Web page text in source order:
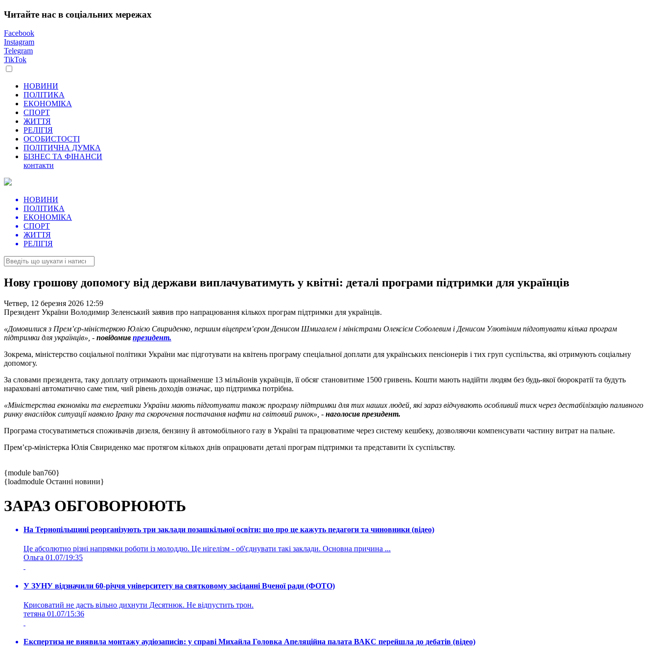
Читайте нас в соціальних мережах
Facebook
Instagram
Telegram
TikTok
НОВИНИ
ПОЛІТИКА
ЕКОНОМІКА
СПОРТ
ЖИТТЯ
РЕЛІГІЯ
ОСОБИСТОСТІ
ПОЛІТИЧНА ДУМКА
БІЗНЕС ТА ФІНАНСИ
контакти
НОВИНИ
ПОЛІТИКА
ЕКОНОМІКА
СПОРТ
ЖИТТЯ
РЕЛІГІЯ
Нову грошову допомогу від держави виплачуватимуть у квітні: деталі програми підтримки для українців
Четвер, 12 березня 2026 12:59
Президент України Володимир Зеленський заявив про напрацювання кількох програм підтримки для українців.
«Домовилися з Премʼєр-міністеркою Юлією Свириденко, першим віцепремʼєром Денисом Шмигалем і міністрами Олексієм Соболевим і Денисом Улютіним підготувати кілька програм
підтримки для українців», - повідомив президент.
Зокрема, міністерство соціальної політики України має підготувати на квітень програму спеціальної доплати для українських пенсіонерів і тих груп суспільства, які отримують соціальну
допомогу.
За словами президента, таку доплату отримають щонайменше 13 мільйонів українців, її обсяг становитиме 1500 гривень. Кошти мають надійти людям без будь-якої бюрократії та будуть
нараховані автоматично саме тим, чий рівень доходів означає, що підтримка потрібна.
«Міністерства економіки та енергетики України мають підготувати також програму підтримки для тих наших людей, які зараз відчувають особливий тиск через дестабілізацію паливного
ринку внаслідок ситуації навколо Ірану та скорочення постачання нафти на світовий ринок», - наголосив президент.
Програма стосуватиметься споживачів дизеля, бензину й автомобільного газу в Україні та працюватиме через систему кешбеку, дозволяючи компенсувати частину витрат на пальне.
Прем’єр-міністерка Юлія Свириденко має протягом кількох днів опрацювати деталі програм підтримки та представити їх суспільству.
{module ban760}
{loadmodule Останні новини}
ЗАРАЗ ОБГОВОРЮЮТЬ
На Тернопільщині реорганізують три заклади позашкільної освіти: що про це кажуть педагоги та чиновники (відео)
Це абсолютно різні напрямки роботи із молоддю. Це нігелізм - об'єднувати такі заклади. Основна причина ...
Ольга 01.07/19:35
У ЗУНУ відзначили 60-річчя університету на святковому засіданні Вченої ради (ФОТО)
Крисоватий не дасть вільно дихнути Десятнюк. Не відпустить трон.
тетяна 01.07/15:36
Експертиза не виявила монтажу аудіозаписів: у справі Михайла Головка Апеляційна палата ВАКС перейшла до дебатів (відео)